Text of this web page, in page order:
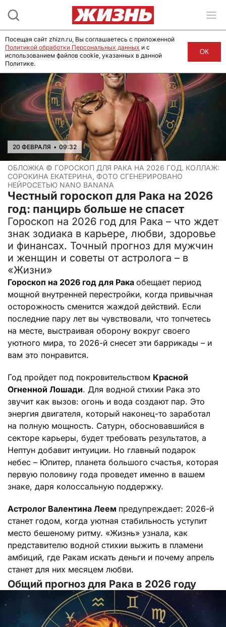
20 ФЕВРАЛЯ • 09:32
ОБЛОЖКА © ГОРОСКОП ДЛЯ РАКА НА 2026 ГОД. КОЛЛАЖ:
СОРОКИНА ЕКАТЕРИНА, ФОТО СГЕНЕРИРОВАНО
НЕЙРОСЕТЬЮ NANO BANANA
Честный гороскоп для Рака на 2026
год: панцирь больше не спасет
Гороскоп на 2026 год для Рака – что ждет
знак зодиака в карьере, любви, здоровье
и финансах. Точный прогноз для мужчин
и женщин и советы от астролога – в
«Жизни»
Гороскоп на 2026 год для Рака обещает период
мощной внутренней перестройки, когда привычная
осторожность сменится жаждой действий. Если
последние пару лет вы чувствовали, что топчетесь
на месте, выстраивая оборону вокруг своего
уютного мира, то 2026-й снесет эти баррикады – и
вам это понравится.
Год пройдет под покровительством Красной
Огненной Лошади. Для водной стихии Рака это
звучит как вызов: огонь и вода создают пар. Это
энергия двигателя, который наконец-то заработал
на полную мощность. Сатурн, обосновавшийся в
секторе карьеры, будет требовать результатов, а
Нептун добавит интуиции. Но главный подарок
небес – Юпитер, планета большого счастья, которая
первую половину года проведет именно в вашем
знаке, даря колоссальную поддержку.
Астролог Валентина Леем предупреждает: 2026-й
станет годом, когда уютная стабильность уступит
место бешеному ритму. «Жизнь» узнала, как
представителю водной стихии выжить в пламени
амбиций, где Ракам искать деньги и почему апрель
станет для них месяцем любви.
Общий прогноз для Рака в 2026 году
Посещая сайт zhizn.ru, Вы соглашаетесь с приложенной
Политикой обработки Персональных данных и с
использованием файлов cookie, указанных в данной
Политике.
ОК